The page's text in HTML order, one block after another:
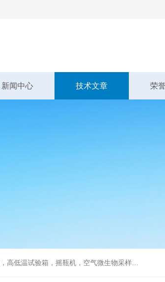
新闻中心 技术文章 荣
验箱，摇瓶机，空气微生物采样器，水质采样器